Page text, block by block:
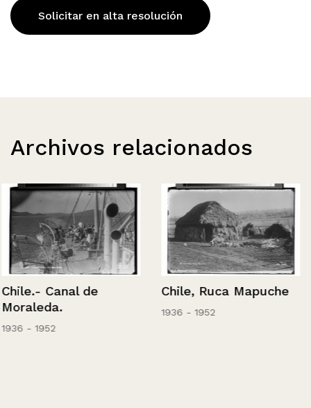
Solicitar en alta resolución
Archivos relacionados
Chile.- Canal de
Moraleda.
1936 - 1952
Chile, Ruca Mapuche
1936 - 1952